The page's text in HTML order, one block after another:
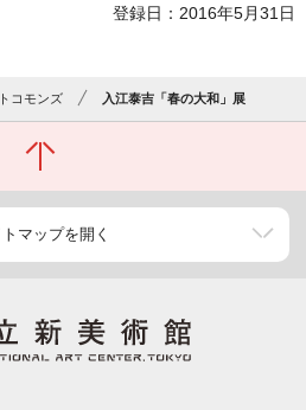
登録日：2016年5月31日
コモンズ 入江泰吉「春の大和」展
マップを開く